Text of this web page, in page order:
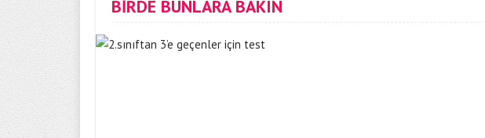
BİRDE BUNLARA BAKIN